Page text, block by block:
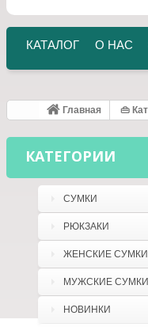
КАТАЛОГ О НАС
Главная 👜
КАТЕГОРИИ
СУМКИ
РЮКЗАКИ
ЖЕНСКИЕ СУМКИ
МУЖСКИЕ СУМКИ
НОВИНКИ